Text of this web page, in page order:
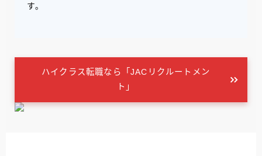
す。
ハイクラス転職なら「JACリクルートメン
ト」